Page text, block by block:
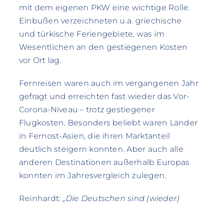
mit dem eigenen PKW eine wichtige Rolle.
Einbußen verzeichneten u.a. griechische
und türkische Feriengebiete, was im
Wesentlichen an den gestiegenen Kosten
vor Ort lag.
Fernreisen waren auch im vergangenen Jahr
gefragt und erreichten fast wieder das Vor-
Corona-Niveau – trotz gestiegener
Flugkosten. Besonders beliebt waren Länder
in Fernost-Asien, die ihren Marktanteil
deutlich steigern konnten. Aber auch alle
anderen Destinationen außerhalb Europas
konnten im Jahresvergleich zulegen.
Reinhardt: „Die Deutschen sind (wieder)